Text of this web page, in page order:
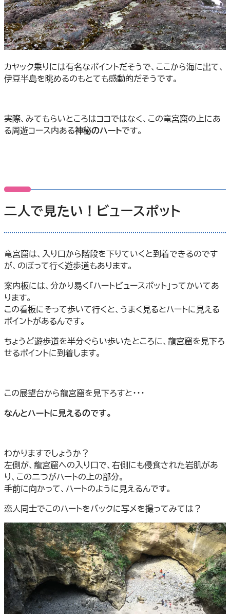
カヤック乗りには有名なポイントだそうで、ここから海に出て、
伊豆半島を眺めるのもとても感動的だそうです。
実際、みてもらいところはココではなく、この竜宮窟の上にあ
る周遊コース内ある神秘のハートです。
二人で見たい！ビュースポット
竜宮窟は、入り口から階段を下りていくと到着できるのです
が、のぼって行く遊歩道もあります。
案内板には、分かり易く「ハートビュースポット」ってかいてあ
ります。
この看板にそって歩いて行くと、うまく見るとハートに見える
ポイントがあるんです。
ちょうど遊歩道を半分ぐらい歩いたところに、龍宮窟を見下ろ
せるポイントに到着します。
この展望台から龍宮窟を見下ろすと・・・
なんとハートに見えるのです。
わかりますでしょうか？
左側が、龍宮窟への入り口で、右側にも侵食された岩肌があ
り、この二つがハートの上の部分。
手前に向かって、ハートのように見えるんです。
恋人同士でこのハートをバックに写メを撮ってみては？